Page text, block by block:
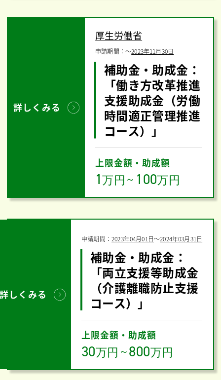
詳しくみる
厚生労働省
申請期間：〜2023年11月30日
補助金・助成金：
「働き方改革推進
支援助成金（労働
時間適正管理推進
コース）」
上限金額・助成額
1万円 ～ 100万円
詳しくみる
申請期間：2023年04月01日〜2024年03月31日
補助金・助成金：
「両立支援等助成金
（介護離職防止支援
コース）」
上限金額・助成額
30万円 ～800万円